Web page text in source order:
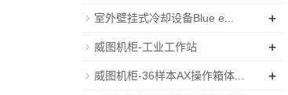
室外壁挂式冷却设备Blue e... +
威图机柜-工业工作站 +
威图机柜-36样本AX操作箱体... +